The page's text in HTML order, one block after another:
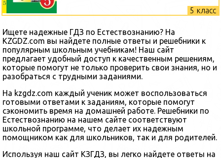
5 класс
Ищете надежные ГДЗ по Естествознанию? На
KZGDZ.com вы найдете полные ответы и решебники к
популярным школьным учебникам! Наш сайт
предлагает удобный доступ к качественным решениям,
которые помогут не только проверить свои знания, но и
разобраться с трудными заданиями.
На kzgdz.com каждый ученик может воспользоваться
готовыми ответами к заданиям, которые помогут
сэкономить время на домашней работе. Решебники по
Естествознанию на нашем сайте соответствуют
школьной программе, что делает их надежным
помощником как для школьников, так и для родителей.
Используя наш сайт КЗГДЗ, вы легко найдете ответы на